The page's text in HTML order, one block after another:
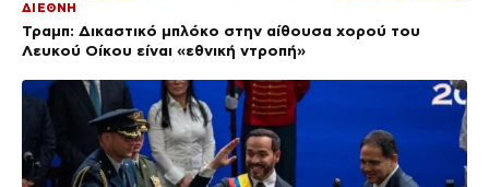
ΔΙΕΘΝΗ
Τραμπ: Δικαστικό μπλόκο στην αίθουσα χορού του
Λευκού Οίκου είναι «εθνική ντροπή»